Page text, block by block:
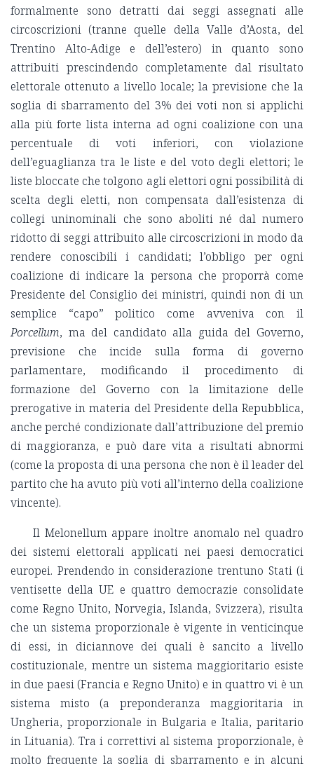
formalmente sono detratti dai seggi assegnati alle
circoscrizioni (tranne quelle della Valle d’Aosta, del
Trentino Alto-Adige e dell’estero) in quanto sono
attribuiti prescindendo completamente dal risultato
elettorale ottenuto a livello locale; la previsione che la
soglia di sbarramento del 3% dei voti non si applichi
alla più forte lista interna ad ogni coalizione con una
percentuale di voti inferiori, con violazione
dell’eguaglianza tra le liste e del voto degli elettori; le
liste bloccate che tolgono agli elettori ogni possibilità di
scelta degli eletti, non compensata dall’esistenza di
collegi uninominali che sono aboliti né dal numero
ridotto di seggi attribuito alle circoscrizioni in modo da
rendere conoscibili i candidati; l’obbligo per ogni
coalizione di indicare la persona che proporrà come
Presidente del Consiglio dei ministri, quindi non di un
semplice “capo” politico come avveniva con il
Porcellum, ma del candidato alla guida del Governo,
previsione che incide sulla forma di governo
parlamentare, modificando il procedimento di
formazione del Governo con la limitazione delle
prerogative in materia del Presidente della Repubblica,
anche perché condizionate dall’attribuzione del premio
di maggioranza, e può dare vita a risultati abnormi
(come la proposta di una persona che non è il leader del
partito che ha avuto più voti all’interno della coalizione
vincente).
Il Melonellum appare inoltre anomalo nel quadro
dei sistemi elettorali applicati nei paesi democratici
europei. Prendendo in considerazione trentuno Stati (i
ventisette della UE e quattro democrazie consolidate
come Regno Unito, Norvegia, Islanda, Svizzera), risulta
che un sistema proporzionale è vigente in venticinque
di essi, in diciannove dei quali è sancito a livello
costituzionale, mentre un sistema maggioritario esiste
in due paesi (Francia e Regno Unito) e in quattro vi è un
sistema misto (a preponderanza maggioritaria in
Ungheria, proporzionale in Bulgaria e Italia, paritario
in Lituania). Tra i correttivi al sistema proporzionale, è
molto frequente la soglia di sbarramento e in alcuni